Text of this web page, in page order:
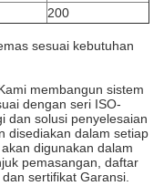
200
sesuai kebutuhan
membangun sistem
dengan seri ISO-
dan solusi penyelesaian
disediakan dalam setiap
digunakan dalam
pemasangan, daftar
sertifikat Garansi.